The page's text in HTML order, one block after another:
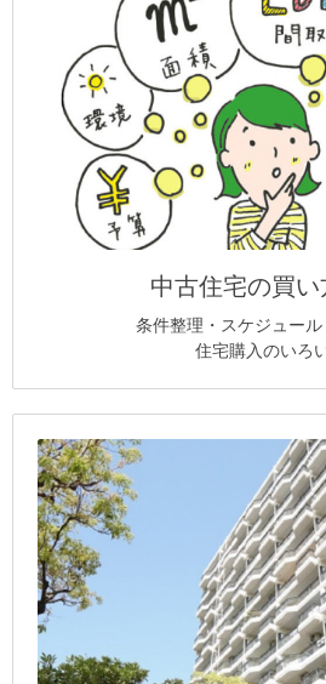
中古住宅の買い
条件整理・スケジュー
住宅購入のいろ